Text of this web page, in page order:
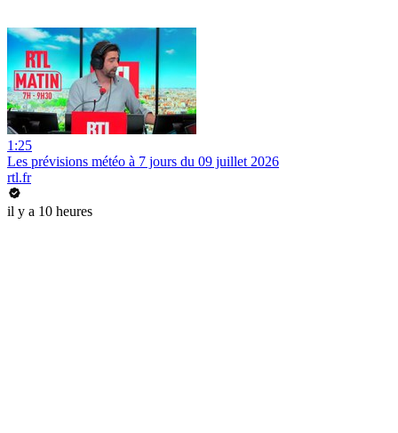
1:25
Les prévisions météo à 7 jours du 09 juillet 2026
rtl.fr
il y a 10 heures